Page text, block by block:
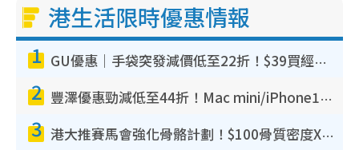
港生活限時優惠情報
1 GU優惠｜手袋突發減價低至22折！$39買經典波士頓包/餃子袋！飾物同步減價$29起！
2 豐澤優惠勁減低至44折！Mac mini/iPhone17Pro大減價！廚房家電$220起
3 港大推賽馬會強化骨骼計劃！$100骨質密度X光檢查 完成免費運動訓練送超市禮券！附參加資格